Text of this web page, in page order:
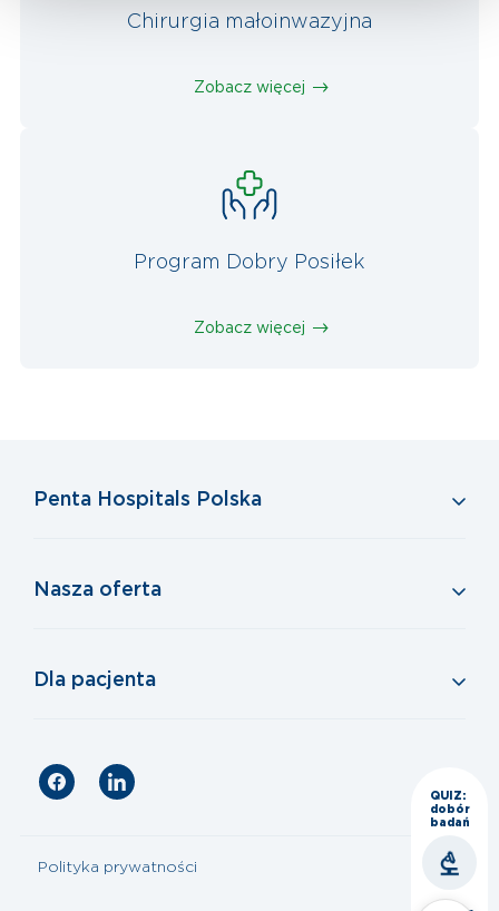
Chirurgia małoinwazyjna
Zobacz więcej
Program Dobry Posiłek
Zobacz więcej
Penta Hospitals Polska
Nasza oferta
Dla pacjenta
Polityka prywatności
QUIZ:
dobór
badań